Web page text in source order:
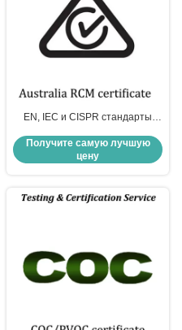
EN, IEC и CISPR стандарты
C-Tick AS/NZS EMC Испытания
и сертификация
Получите самую лучшую
цену